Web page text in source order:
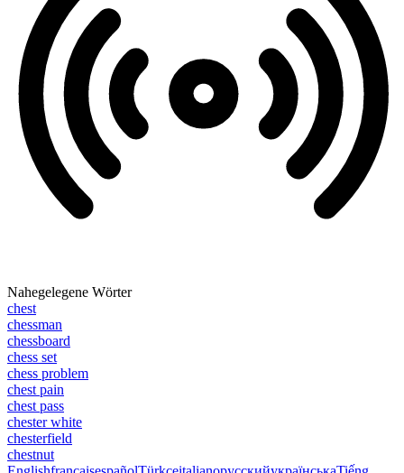
Nahegelegene Wörter
chest
chessman
chessboard
chess set
chess problem
chest pain
chest pass
chester white
chesterfield
chestnut